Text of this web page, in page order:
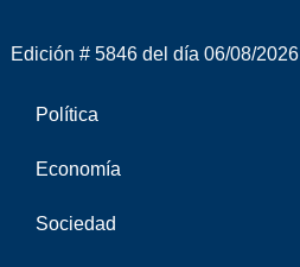
Edición # 5846 del día 06/08/2026
Política
Economía
Sociedad